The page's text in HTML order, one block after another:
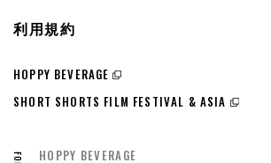
利用規約
HOPPY BEVERAGE
SHORT SHORTS FILM FESTIVAL & ASIA
HOPPY BEVERAGE